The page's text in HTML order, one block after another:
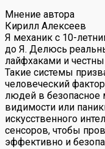
Мнение автора
Кирилл Алексеев
Я механик с 10-
до Я. Делюсь
лайфхаками и
Такие системы
человеческий
людей в безопасное
видимости или
искусственного
сенсоров, чтобы
эффективно и